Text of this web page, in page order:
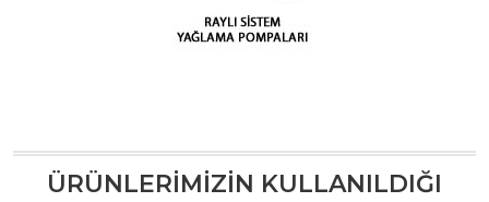
ÜRÜNLERİMİZİN KULLANILDIĞI